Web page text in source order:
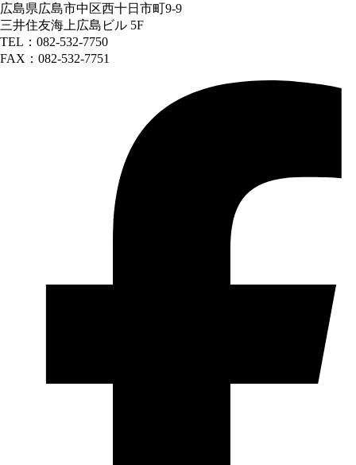
広島県広島市中区西十日市町9-9
三井住友海上広島ビル 5F
TEL：082-532-7750
FAX：082-532-7751